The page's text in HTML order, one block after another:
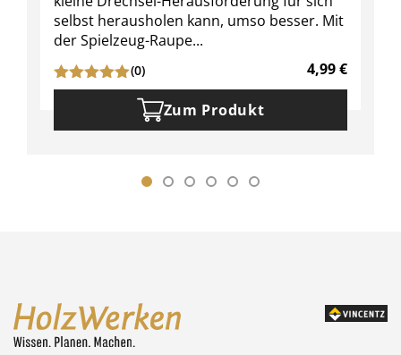
selbst herausholen kann, umso besser. Mit
der Spielzeug-Raupe...
(0) 4,99€
Zum Produkt